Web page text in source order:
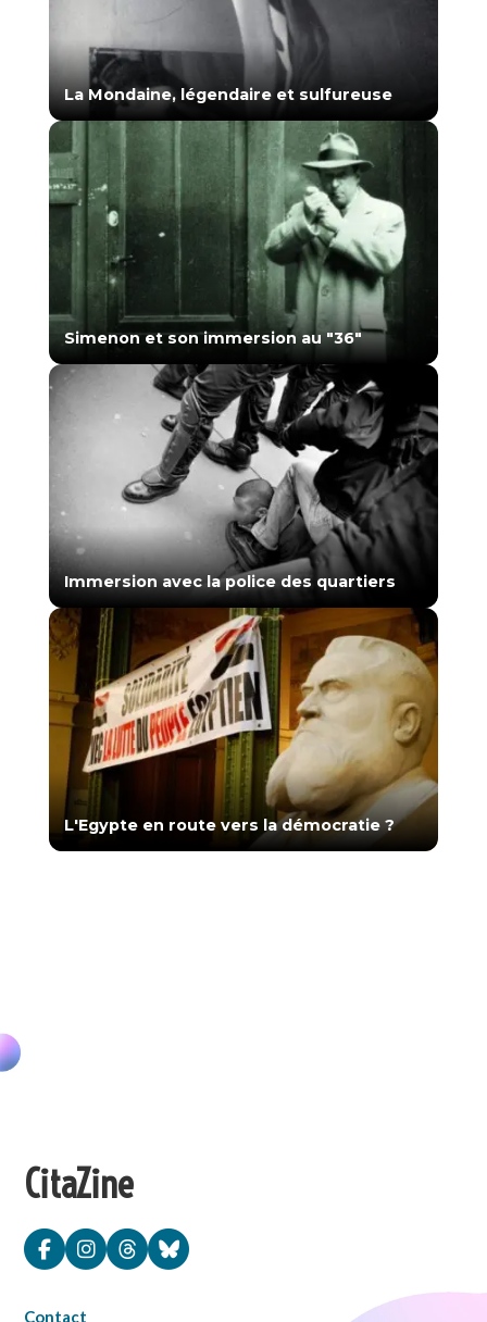
La Mondaine, légendaire et sulfureuse
Simenon et son immersion au "36"
Immersion avec la police des quartiers
L'Egypte en route vers la démocratie ?
CitaZine
Contact